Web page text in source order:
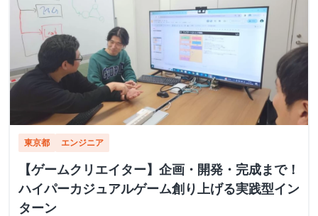
東京都 エンジニア
【ゲームクリエイター】企画・開発・完成まで！
ハイパーカジュアルゲーム創り上げる実践型イン
ターン